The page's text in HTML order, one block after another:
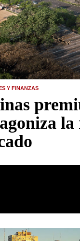
Y FINANZAS
la